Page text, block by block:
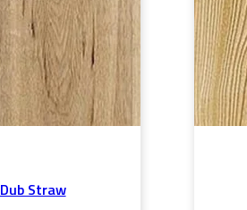
Dub Straw